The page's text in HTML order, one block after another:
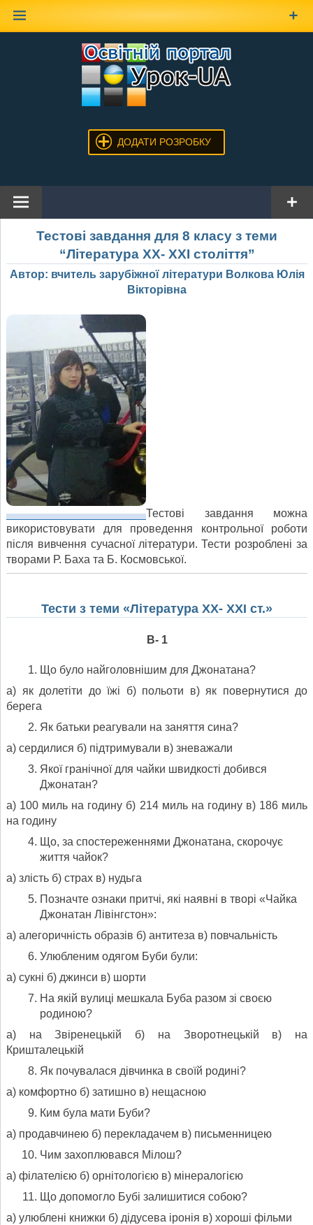
ДОДАТИ РОЗРОБКУ
Тестові завдання для 8 класу з теми
“Література XX- XXI століття”
Автор: вчитель зарубіжної літератури Волкова Юлія
Вікторівна
Тестові завдання можна
використовувати для проведення контрольної роботи
після вивчення сучасної літератури. Тести розроблені за
творами Р. Баха та Б. Космовської.
Тести з теми «Література XX- XXI ст.»
В- 1
Що було найголовнішим для Джонатана?
а) як долетіти до їжі б) польоти в) як повернутися до
берега
Як батьки реагували на заняття сина?
а) сердилися б) підтримували в) зневажали
Якої гранічної для чайки швидкості добився
Джонатан?
а) 100 миль на годину б) 214 миль на годину в) 186 миль
на годину
Що, за спостереженнями Джонатана, скорочує
життя чайок?
а) злість б) страх в) нудьга
Позначте ознаки притчі, які наявні в творі «Чайка
Джонатан Лівінгстон»:
а) алегоричність образів б) антитеза в) повчальність
Улюбленим одягом Буби були:
а) сукні б) джинси в) шорти
На якій вулиці мешкала Буба разом зі своєю
родиною?
а) на Звіренецькій б) на Зворотнецькій в) на
Кришталецькій
Як почувалася дівчинка в своїй родині?
а) комфортно б) затишно в) нещасною
Ким була мати Буби?
а) продавчинею б) перекладачем в) письменницею
Чим захоплювався Мілош?
а) філателією б) орнітологією в) мінералогією
Що допомогло Бубі залишитися собою?
а) улюблені книжки б) дідусева іронія в) хороші фільми